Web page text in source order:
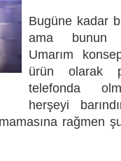
Bugüne kadar
ama bunun
Umarım
ürün olarak
telefonda
herşeyi
rağmen